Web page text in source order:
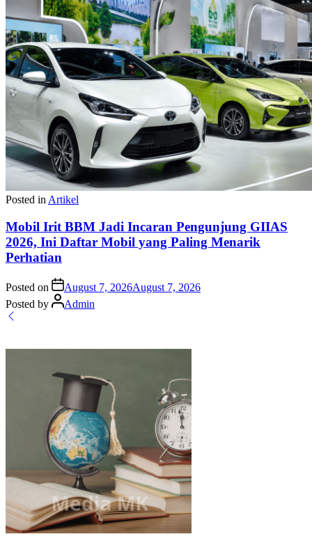
Posted in Artikel
Mobil Irit BBM Jadi Incaran Pengunjung GIIAS
2026, Ini Daftar Mobil yang Paling Menarik
Perhatian
Posted on August 7, 2026August 7, 2026
Posted by
Admin